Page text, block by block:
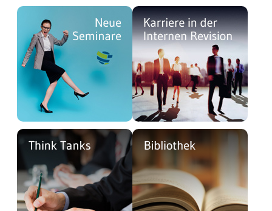
undefined undefined